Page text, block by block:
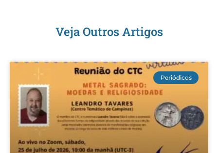
Veja Outros Artigos
Periódicos